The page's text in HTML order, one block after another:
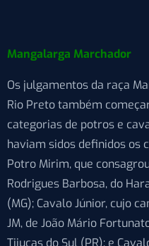
Mangalarga Marchador
Os julgamentos da raça
Rio Preto também
categorias de potros e
haviam sidos definidos os
Potro Mirim, que
Rodrigues Barbosa, do
(MG); Cavalo Júnior, cujo
JM, de João Mário
Tijucas do Sul (PR); e